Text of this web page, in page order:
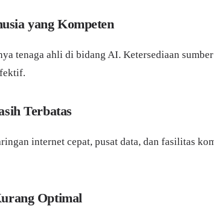
yang Kompeten
tenaga ahli di bidang AI. Ketersediaan
Terbatas
internet cepat, pusat data, dan fasilitas
Optimal